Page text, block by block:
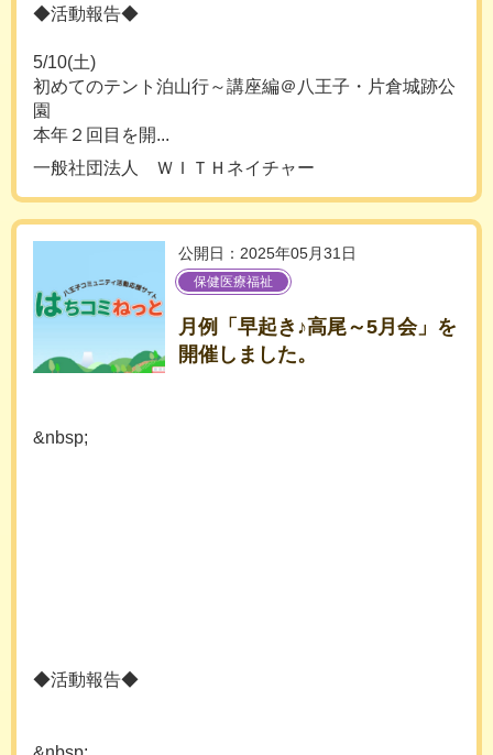
◆活動報告◆
5/10(土)
初めてのテント泊山行～講座編＠八王子・片倉城跡公
園
本年２回目を開...
一般社団法人 ＷＩＴＨネイチャー
公開日：2025年05月31日
保健医療福祉
月例「早起き♪高尾～5月会」を
開催しました。
&nbsp;
◆活動報告◆